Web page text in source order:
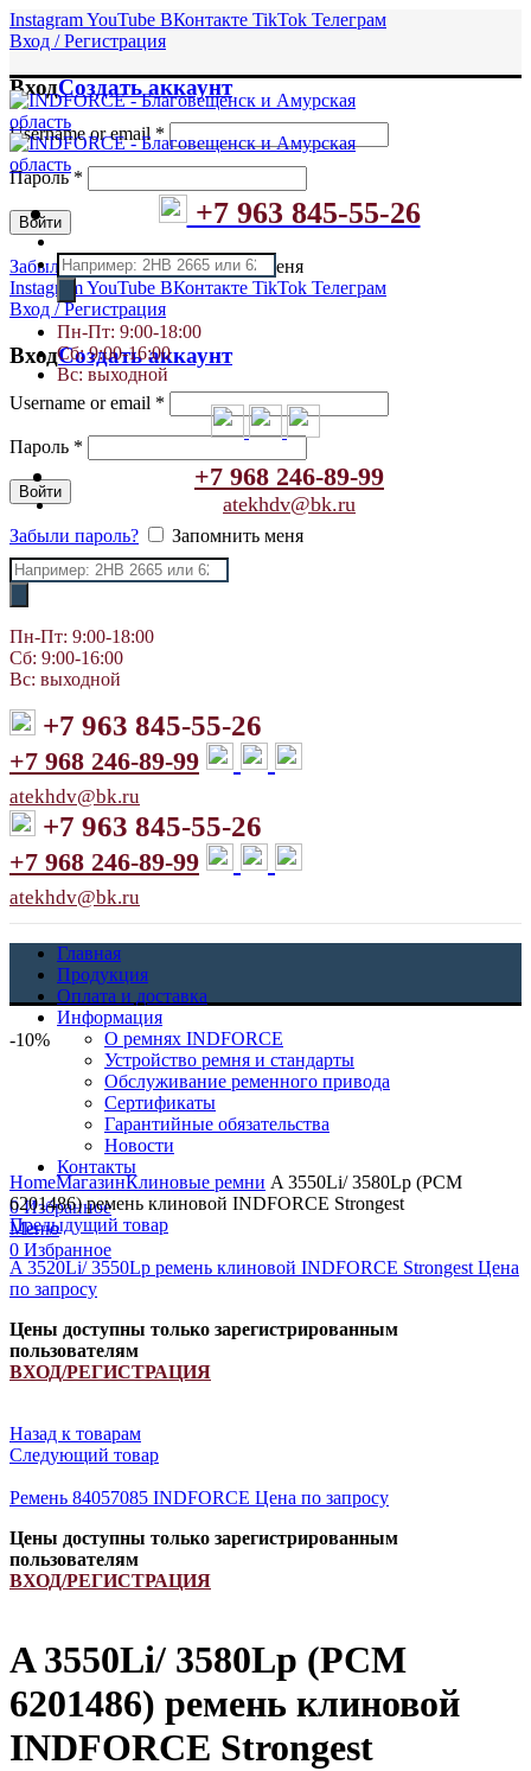
InstagramYouTube ВКонтакте TikTok Телеграм
Вход / Регистрация
ВходСоздать аккаунт
Username or email *
Пароль*
Войти
Забыли пароль?
Запомнить меня
InstagramYouTube ВКонтакте TikTok Телеграм
Вход / Регистрация
ВходСоздать аккаунт
Username or email *
Пароль *
Войти
Забыли пароль? Запомнить меня
+7 963 845-55-26
Поиск
товаров
Пн-Пт: 9:00-18:00
Сб: 9:00-16:00
Вс: выходной
+7 968 246-89-99
atekhdv@bk.ru
Поиск
товаров
Пн-Пт: 9:00-18:00
Сб: 9:00-16:00
Вс: выходной
+7 963 845-55-26
+7 968 246-89-99
atekhdv@bk.ru
+7 963 845-55-26
+7 968 246-89-99
atekhdv@bk.ru
Главная
Продукция
Оплата и доставка
Информация
О ремнях INDFORCE
Устройство ремня и стандарты
Обслуживание ременного привода
Сертификаты
Гарантийные обязательства
Новости
Контакты
0Избранное
Меню
0 Избранное
-10%
Увеличить
HomeМагазинКлиновые ремни A 3550Li/ 3580Lp (РСМ
6201486) ремень клиновой INDFORCE Strongest
Предыдущий товар
A 3520Li/ 3550Lp ремень клиновой INDFORCE Strongest Цена
по запросу
Цены доступны только зарегистрированным
пользователям
ВХОД/РЕГИСТРАЦИЯ
Назад к товарам
Следующий товар
Ремень 84057085 INDFORCE Цена по запросу
Цены доступны только зарегистрированным
пользователям
ВХОД/РЕГИСТРАЦИЯ
A 3550Li/ 3580Lp (РСМ
6201486) ремень клиновой
INDFORCE Strongest